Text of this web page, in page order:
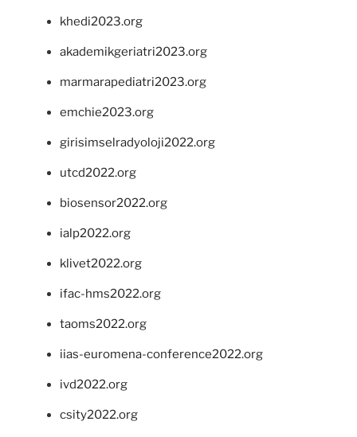
khedi2023.org
akademikgeriatri2023.org
marmarapediatri2023.org
emchie2023.org
girisimselradyoloji2022.org
utcd2022.org
biosensor2022.org
ialp2022.org
klivet2022.org
ifac-hms2022.org
taoms2022.org
iias-euromena-conference2022.org
ivd2022.org
csity2022.org